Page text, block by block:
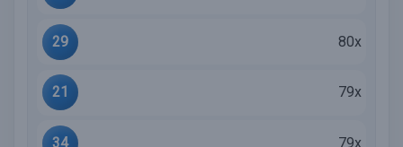
29 80x
21 79x
34 79x